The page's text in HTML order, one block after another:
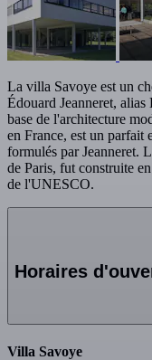
La villa Savoye est un
Édouard Jeanneret,
base de l'architecture
en France, est un parfait
formulés par Jeanneret.
de Paris, fut construite
de l'UNESCO.
Horaires
Villa Savoye